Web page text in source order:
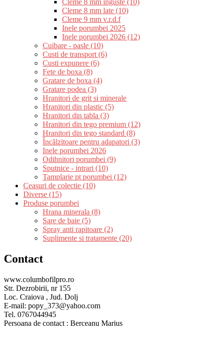
Cleme 8 mm inguste (10)
Cleme 8 mm late (10)
Cleme 9 mm v.r.d.f
Inele porumbei 2025
Inele porumbei 2026 (12)
Cuibare - pasle (10)
Custi de transport (6)
Custi expunere (6)
Fete de boxa (8)
Gratare de boxa (4)
Gratare podea (3)
Hranitori de grit si minerale
Hranitori din plastic (5)
Hranitori din tabla (3)
Hranitori din tego premium (12)
Hranitori din tego standard (8)
Încălzitoare pentru adapatori (3)
Inele porumbei 2026
Odihnitori porumbei (9)
Sputnice - intrari (10)
Tamplarie pt porumbei (12)
Ceasuri de colectie (10)
Diverse (15)
Produse porumbei
Hrana minerala (8)
Sare de baie (5)
Spray anti rapitoare (2)
Suplimente si tratamente (20)
Contact
www.columbofilpro.ro
Str. Dezrobirii, nr 155
Loc. Craiova , Jud. Dolj
E-mail: popy_373@yahoo.com
Tel. 0767044945
Persoana de contact : Berceanu Marius